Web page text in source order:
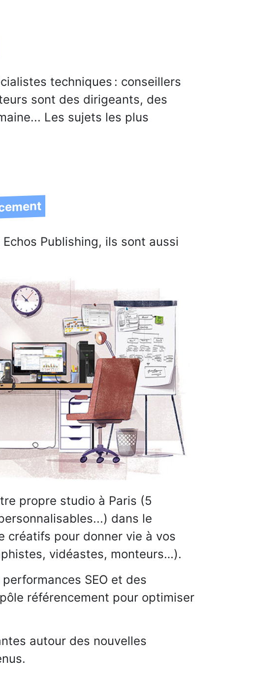
techniques : conseillers
sont des dirigeants, des
Les sujets les plus
Publishing, ils sont aussi
propre studio à Paris (5
dans le
créatifs pour donner vie à vos
vidéastes, monteurs…).
SEO et des
référencement pour optimiser
autour des nouvelles